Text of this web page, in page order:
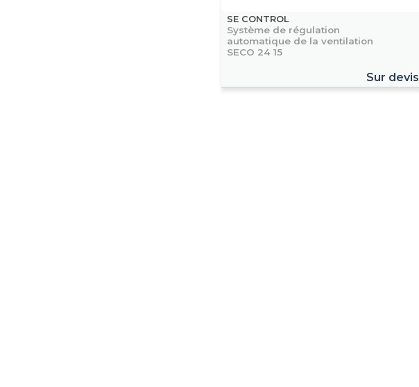
SE CONTROL
Système de régulation
automatique de la ventilation
SECO 24 15
Sur devis